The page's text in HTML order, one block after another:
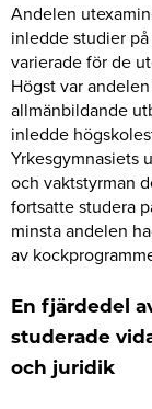
Andelen
inledde studier
varierade för de
Högst var
allmänbildande
inledde
Yrkesgymnasiets
och vaktstyrman
fortsatte studera
minsta andelen
av
En fjärdedel
studerade
och juridik